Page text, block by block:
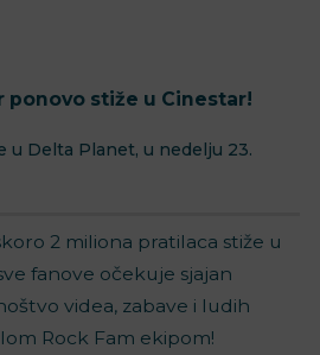
ponovo stiže u Cinestar!
u Delta Planet, u nedelju 23.
2 miliona pratilaca stiže u
fanove očekuje sjajan
videa, zabave i ludih
Rock Fam ekipom!